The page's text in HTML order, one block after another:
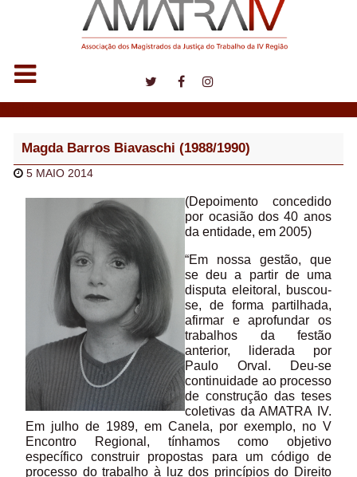
Magda Barros Biavaschi (1988/1990)
5 MAIO 2014
(Depoimento concedido
por ocasião dos 40 anos
da entidade, em 2005)
“Em nossa gestão, que
se deu a partir de uma
disputa eleitoral, buscou-
se, de forma partilhada,
afirmar e aprofundar os
trabalhos da festão
anterior, liderada por
Paulo Orval. Deu-se
continuidade ao processo
de construção das teses
coletivas da AMATRA IV.
Em julho de 1989, em Canela, por exemplo, no V
Encontro Regional, tínhamos como objetivo
específico construir propostas para um código de
processo do trabalho à luz dos princípios do Direito